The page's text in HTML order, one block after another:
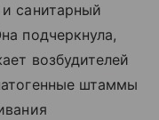
санитарный
подчеркнула,
возбудителей
штаммы